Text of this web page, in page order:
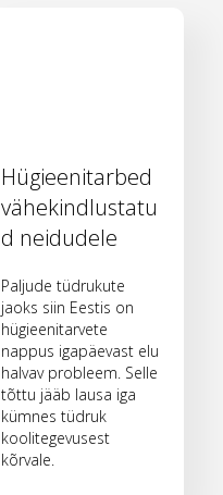
Hügieenitarbed
vähekindlustatu
d neidudele
Paljude tüdrukute
jaoks siin Eestis on
hügieenitarvete
nappus igapäevast elu
halvav probleem. Selle
tõttu jääb lausa iga
kümnes tüdruk
koolitegevusest
kõrvale.